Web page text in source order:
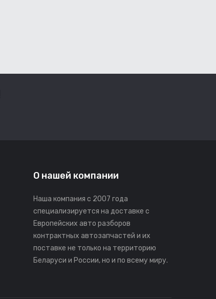
О нашей компании
Наша компания с 2007 года
специализируется на доставке с
Европейских авто разборов
контрактных автозапчастей и их
поставке не только на территорию
Беларуси и России, но и по всему миру.